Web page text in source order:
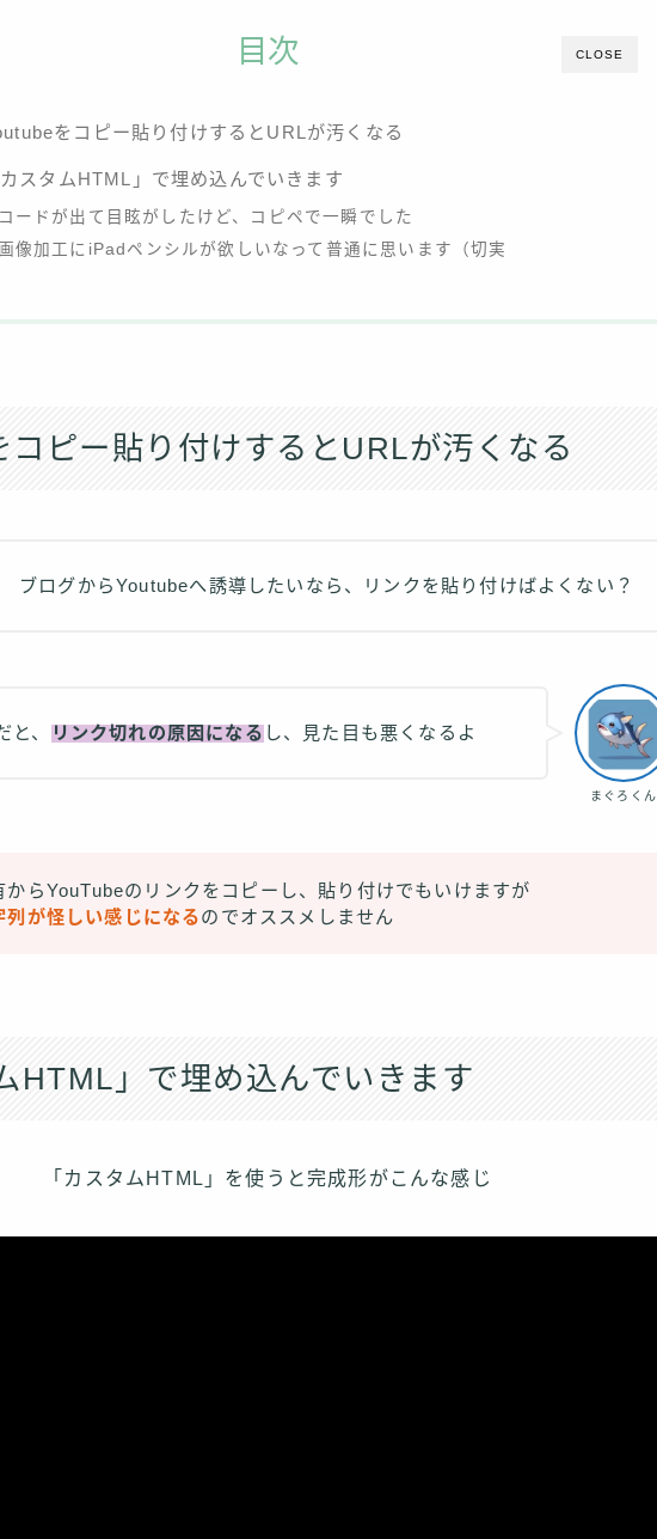
CLOSE
目次
をコピー貼り付けするとURLが汚くなる
スタムHTML」で埋め込んでいきます
ードが出て目眩がしたけど、コピペで一瞬でした
像加工にiPadペンシルが欲しいなって普通に思います（切実
コピー貼り付けするとURLが汚くなる
ブログからYoutubeへ誘導したいなら、リンクを貼り付けばよくない？
まぐろくん
と、 リンク切れの原因になる し、見た目も悪くなるよ
からYouTubeのリンクをコピーし、貼り付けでもいけますが
列が怪しい感じになるのでオススメしません
HTML」で埋め込んでいきます
「カスタムHTML」を使うと完成形がこんな感じ